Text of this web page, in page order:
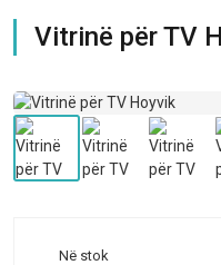
Vitrinë për TV
Në stok